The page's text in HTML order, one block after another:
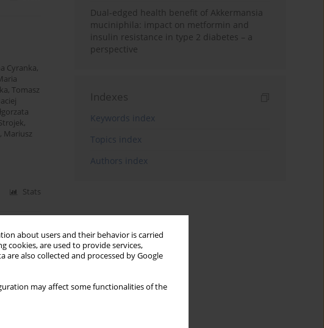
about users and their behavior is carried
cookies, are used to provide services,
are also collected and processed by Google
may affect some functionalities of the
Cyranka,
, Tomasz
,
, Mariusz
Stats
Dual-edged health benefit of Akkermansia
muciniphila: impact on metformin and
insulin resistance in type 2 diabetes – a
perspective
Indexes
Keywords index
Topics index
Authors index